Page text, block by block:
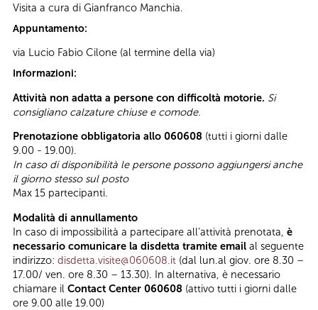
Visita a cura di Gianfranco Manchia.
Appuntamento:
via Lucio Fabio Cilone (al termine della via)
Informazioni:
Attività non adatta a persone con difficoltà motorie. Si
consigliano calzature chiuse e comode.
Prenotazione obbligatoria allo 060608 (tutti i giorni dalle
9.00 - 19.00).
In caso di disponibilità le persone possono aggiungersi anche
il giorno stesso sul posto
Max 15 partecipanti.
Modalità di annullamento
In caso di impossibilità a partecipare all’attività prenotata, è
necessario comunicare la disdetta tramite email al seguente
indirizzo: disdetta.visite@060608.it (dal lun.al giov. ore 8.30 –
17.00/ ven. ore 8.30 – 13.30). In alternativa, è necessario
chiamare il Contact Center 060608 (attivo tutti i giorni dalle
ore 9.00 alle 19.00)